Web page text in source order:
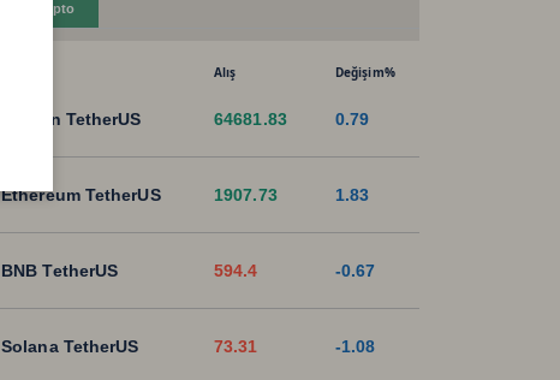
Kripto
Alış Değişim%
Bitcoin TetherUS 64681.83 0.79
Ethereum TetherUS 1907.73 1.83
BNB TetherUS 594.4 -0.67
Solana TetherUS 73.31 -1.08